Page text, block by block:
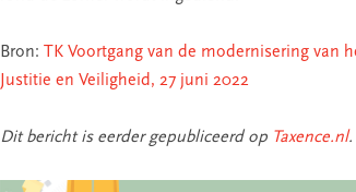
Bron: TK Voortgang van de modernisering van
Justitie en Veiligheid, 27 juni 2022
Dit bericht is eerder gepubliceerd op Taxence.nl.